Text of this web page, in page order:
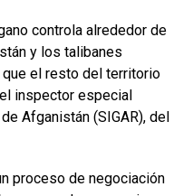
controla alrededor de
y los talibanes
el resto del territorio
inspector especial
Afganistán (SIGAR), del
proceso de negociación